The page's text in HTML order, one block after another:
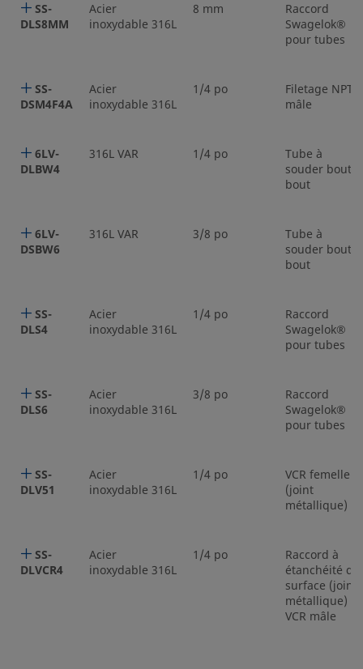
SS-
DLS8MM
Acier
inoxydable 316L
8 mm
Raccord
Swagelok®
pour tubes
SS-
DSM4F4A
Acier
inoxydable 316L
1/4 po
Filetage NPT
mâle
6LV-
DLBW4
316L VAR 1/4 po
Tube à
souder bout à
bout
6LV-
DSBW6
316L VAR 3/8 po
Tube à
souder bout à
bout
SS-
DLS4
Acier
inoxydable 316L
1/4 po
Raccord
Swagelok®
pour tubes
SS-
DLS6
Acier
inoxydable 316L
3/8 po
Raccord
Swagelok®
pour tubes
SS-
DLV51
Acier
inoxydable 316L
1/4 po
VCR femelle
(joint
métallique)
SS-
DLVCR4
Acier
inoxydable 316L
1/4 po
Raccord à
étanchéité de
surface (joint
métallique)
VCR mâle